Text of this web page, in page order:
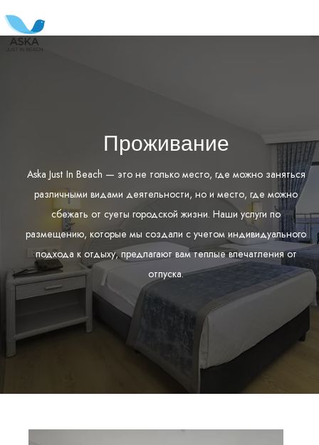
Проживание
Aska Just In Beach — это не только место, где можно заняться
различными видами деятельности, но и место, где можно
сбежать от суеты городской жизни. Наши услуги по
размещению, которые мы создали с учетом индивидуального
подхода к отдыху, предлагают вам теплые впечатления от
отпуска.